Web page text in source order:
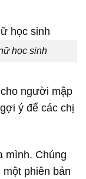
học sinh
người mập
ý để các chị
mình. Chúng
phiên bản